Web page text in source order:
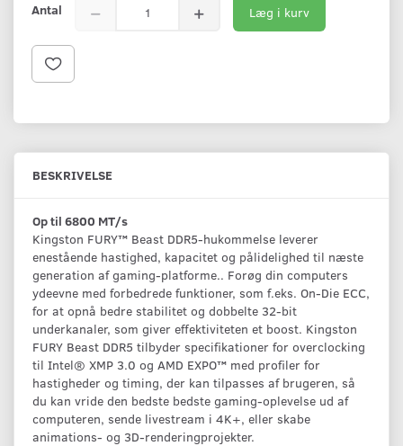
Antal Læg i kurv
BESKRIVELSE
Op til 6800 MT/s
Kingston FURY™ Beast DDR5-hukommelse leverer
enestående hastighed, kapacitet og pålidelighed til næste
generation af gaming-platforme.. Forøg din computers
ydeevne med forbedrede funktioner, som f.eks. On-Die ECC,
for at opnå bedre stabilitet og dobbelte 32-bit
underkanaler, som giver effektiviteten et boost. Kingston
FURY Beast DDR5 tilbyder specifikationer for overclocking
til Intel® XMP 3.0 og AMD EXPO™ med profiler for
hastigheder og timing, der kan tilpasses af brugeren, så
du kan vride den bedste bedste gaming-oplevelse ud af
computeren, sende livestream i 4K+, eller skabe
animations- og 3D-renderingprojekter.